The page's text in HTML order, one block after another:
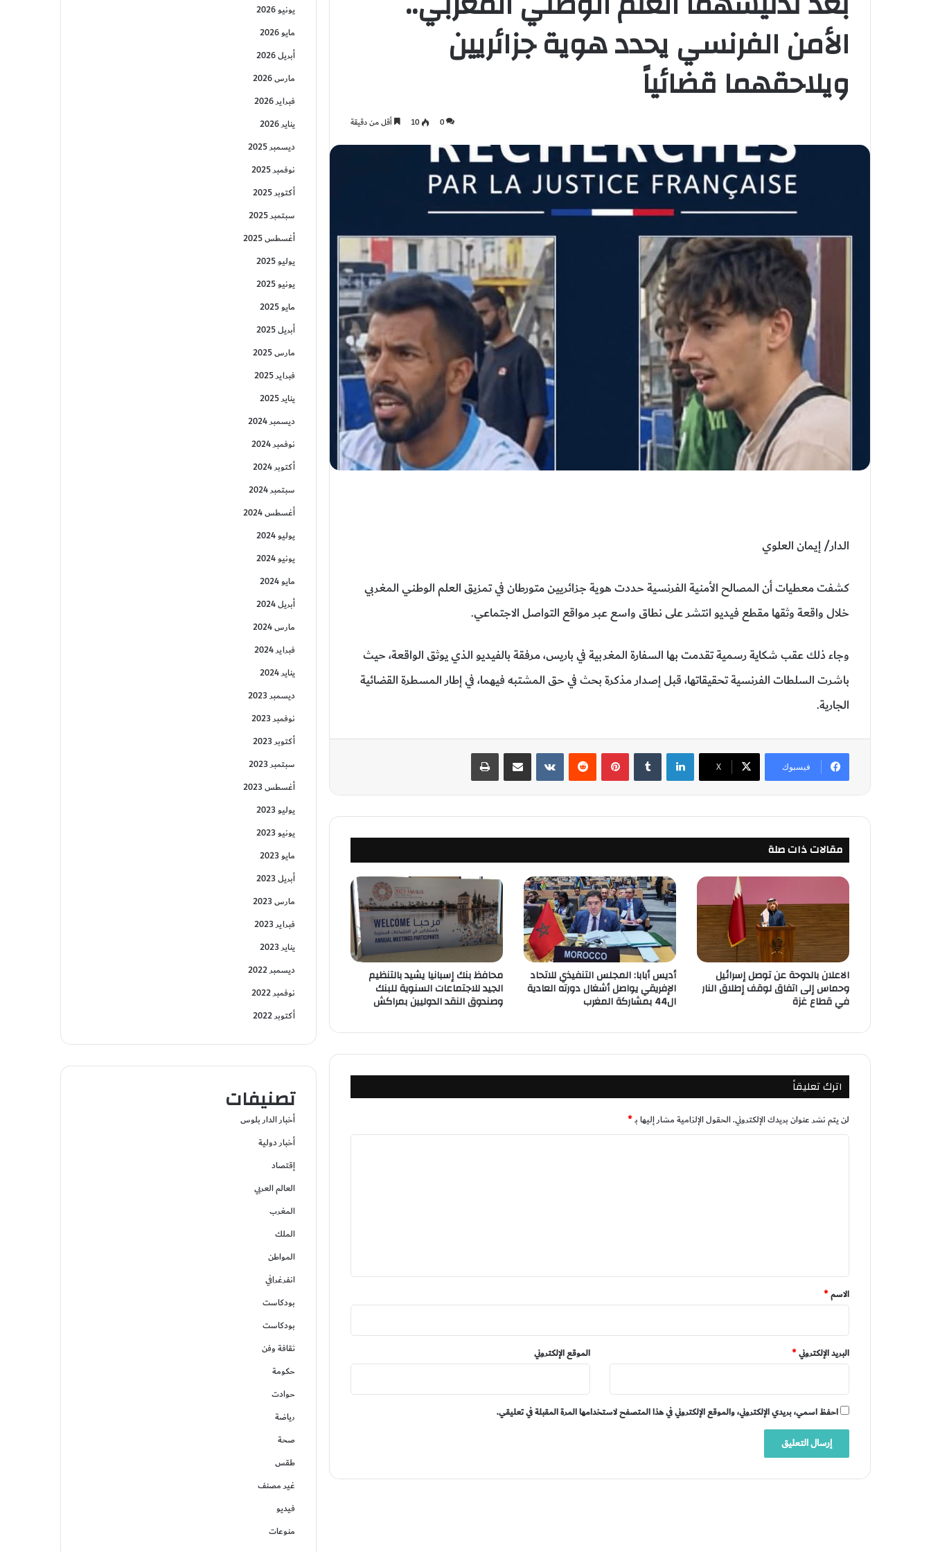
الأمن الفرنسي يحدد هوية جزائريين
ويلاحقهما قضائياً
0
10 أقل من دقيقة
الدار/ إيمان العلوي
كشفت معطيات أن المصالح الأمنية الفرنسية حددت هوية جزائريين متورطان في تمزيق العلم الوطني المغربي
خلال واقعة وثقها مقطع فيديو انتشر على نطاق واسع عبر مواقع التواصل الاجتماعي.
وجاء ذلك عقب شكاية رسمية تقدمت بها السفارة المغربية في باريس، مرفقة بالفيديو الذي يوثق الواقعة، حيث
باشرت السلطات الفرنسية تحقيقاتها، قبل إصدار مذكرة بحث في حق المشتبه فيهما، في إطار المسطرة القضائية
الجارية.
فيسبوك ‫X
لينكدإن بينتيريست
مقالات ذات صلة
الاعلان بالدوحة عن توصل إسرائيل
وحماس إلى اتفاق لوقف إطلاق النار
في قطاع غزة
أديس أبابا: المجلس التنفيذي للاتحاد
الإفريقي يواصل أشغال دورته العادية
ال44 بمشاركة المغرب
محافظ بنك إسبانيا يشيد بالتنظيم
الجيد للاجتماعات السنوية للبنك
وصندوق النقد الدوليين بمراكش
اترك تعليقاً
لن يتم نشر عنوان بريدك الإلكتروني.الحقول الإلزامية مشار إليها بـ*
*
الاسم*
البريد الإلكتروني* الموقع الإلكتروني
احفظ اسمي، بريدي الإلكتروني، والموقع الإلكتروني في هذا المتصفح لاستخدامها المرة المقبلة في تعليقي.
يونيو 2026
مايو 2026
أبريل 2026
مارس 2026
فبراير 2026
يناير 2026
ديسمبر 2025
نوفمبر 2025
أكتوبر 2025
سبتمبر 2025
أغسطس 2025
يوليو 2025
يونيو 2025
مايو 2025
أبريل 2025
مارس 2025
فبراير 2025
يناير 2025
ديسمبر 2024
نوفمبر 2024
أكتوبر 2024
سبتمبر 2024
أغسطس 2024
يوليو 2024
يونيو 2024
مايو 2024
أبريل 2024
مارس 2024
فبراير 2024
يناير 2024
ديسمبر 2023
نوفمبر 2023
أكتوبر 2023
سبتمبر 2023
أغسطس 2023
يوليو 2023
يونيو 2023
مايو 2023
أبريل 2023
مارس 2023
فبراير 2023
يناير 2023
ديسمبر 2022
نوفمبر 2022
أكتوبر 2022
تصنيفات
أخبار الدار بلوس
أخبار دولية
إقتصاد
العالم العربي
المغرب
الملك
المواطن
انفرغرافي
بودكاست
بودكاست
ثقافة وفن
حكومة
حوادت
رياضة
صحة
طقس
غير مصنف
فيديو
منوعات